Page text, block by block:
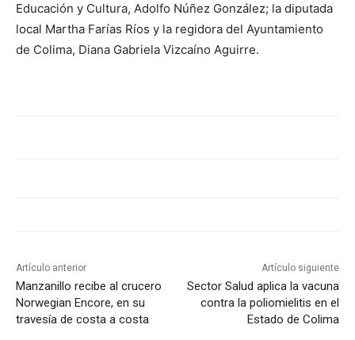
Educación y Cultura, Adolfo Núñez González; la diputada
local Martha Farías Ríos y la regidora del Ayuntamiento
de Colima, Diana Gabriela Vizcaíno Aguirre.
Artículo anterior
Manzanillo recibe al crucero
Norwegian Encore, en su
travesía de costa a costa
Artículo siguiente
Sector Salud aplica la vacuna
contra la poliomielitis en el
Estado de Colima